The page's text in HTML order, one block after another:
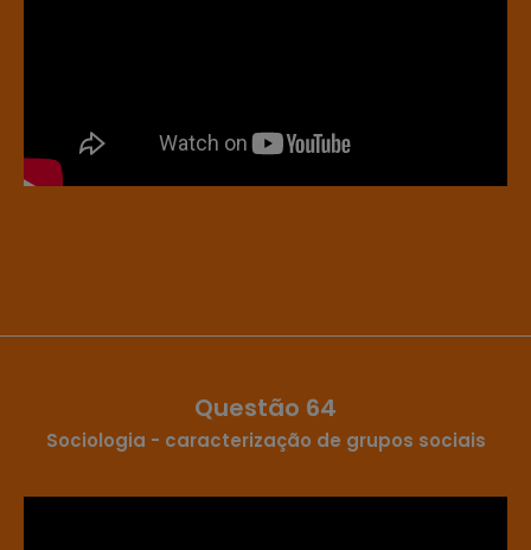
Questão 64
Sociologia - caracterização de grupos sociais